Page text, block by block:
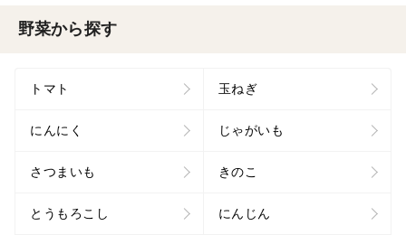
野菜から探す
トマト 玉ねぎ
にんにく じゃがいも
さつまいも きのこ
とうもろこし にんじん